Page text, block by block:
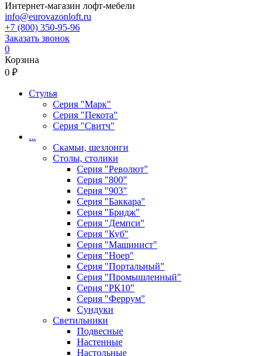
Интернет-магазин лофт-мебели
info@eurovazonloft.ru
+7 (800) 350-95-96
Заказать звонок
0
Корзина
0 ₽
Стулья
Серия "Марк"
Серия "Пекота"
Серия "Свитч"
...
Скамьи, шезлонги
Столы, столики
Серия "Револют"
Серия "800"
Серия "903"
Серия "Баккара"
Серия "Бридж"
Серия "Демпси"
Серия "Куб"
Серия "Машинист"
Серия "Ноер"
Серия "Портальный"
Серия "Промышленный"
Серия "РК10"
Серия "Феррум"
Сундуки
Светильники
Подвесные
Настенные
Настольные